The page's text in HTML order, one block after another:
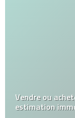
Vendre ou
estimation